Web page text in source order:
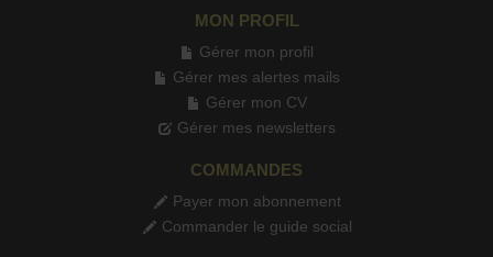
MON PROFIL
Gérer mon profil
Gérer mes alertes mails
Gérer mon CV
Gérer mes newsletters
COMMANDES
Payer mon abonnement
Commander le guide social